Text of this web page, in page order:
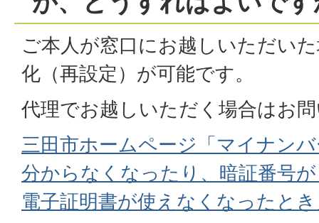
ご本人が窓口にお越しいただい
化（再設定）が可能です。
代理でお越しいただく場合はお
三田市ホームページ「マイナン
分からなくなったり、暗証番号
電子証明書が使えなくなったと